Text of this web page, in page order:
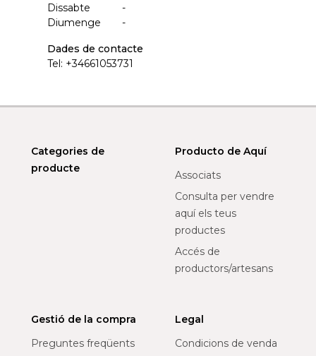
Dissabte
-
Diumenge
-
Dades de contacte
Tel: +34661053731
Categories de
producte
Producto de Aquí
Associats
Consulta per vendre
aquí els teus
productes
Accés de
productors/artesans
Gestió de la compra
Preguntes freqüents
Legal
Condicions de venda